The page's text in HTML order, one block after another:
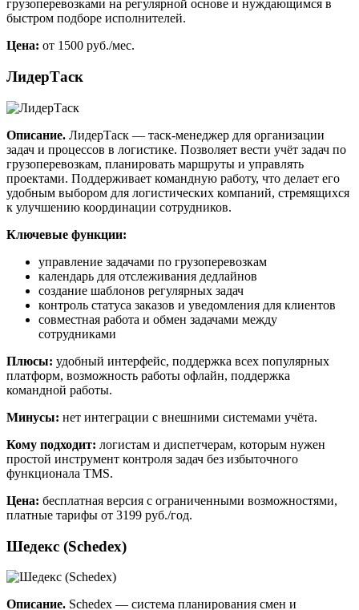
грузоперевозками на регулярной основе и нуждающимся в
быстром подборе исполнителей.
Цена: от 1500 руб./мес.
ЛидерТаск
Описание. ЛидерТаск — таск-менеджер для организации
задач и процессов в логистике. Позволяет вести учёт задач по
грузоперевозкам, планировать маршруты и управлять
проектами. Поддерживает командную работу, что делает его
удобным выбором для логистических компаний, стремящихся
к улучшению координации сотрудников.
Ключевые функции:
управление задачами по грузоперевозкам
календарь для отслеживания дедлайнов
создание шаблонов регулярных задач
контроль статуса заказов и уведомления для клиентов
совместная работа и обмен задачами между
сотрудниками
Плюсы: удобный интерфейс, поддержка всех популярных
платформ, возможность работы офлайн, поддержка
командной работы.
Минусы: нет интеграции с внешними системами учёта.
Кому подходит: логистам и диспетчерам, которым нужен
простой инструмент контроля задач без избыточного
функционала TMS.
Цена: бесплатная версия с ограниченными возможностями,
платные тарифы от 3199 руб./год.
Шедекс (Schedex)
Описание. Schedex — система планирования смен и